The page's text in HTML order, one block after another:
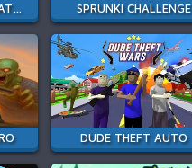
STICKMAN WORLD BATTLE SPRUNKI CHALLENGE
DUDE THEFT AUTO